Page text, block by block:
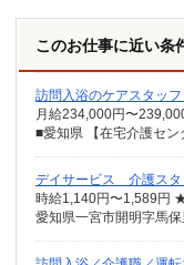
このお仕事に近い条
訪問入浴のケアスタッフ
デイサービス 介護スタ
時給1,140円〜1,589円
愛知県一宮市開明字馬